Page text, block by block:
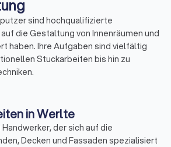
sind hochqualifizierte
die Gestaltung von Innenräumen und
haben. Ihre Aufgaben sind vielfältig
Stuckarbeiten bis hin zu
in Werlte
der sich auf die
Decken und Fassaden spezialisiert